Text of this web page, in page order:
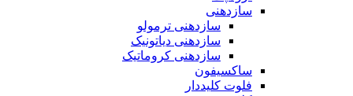
سازدهنی
سازدهنی ترمولو
سازدهنی دیاتونیک
سازدهنی کروماتیک
ساکسیفون
فلوت کلیددار